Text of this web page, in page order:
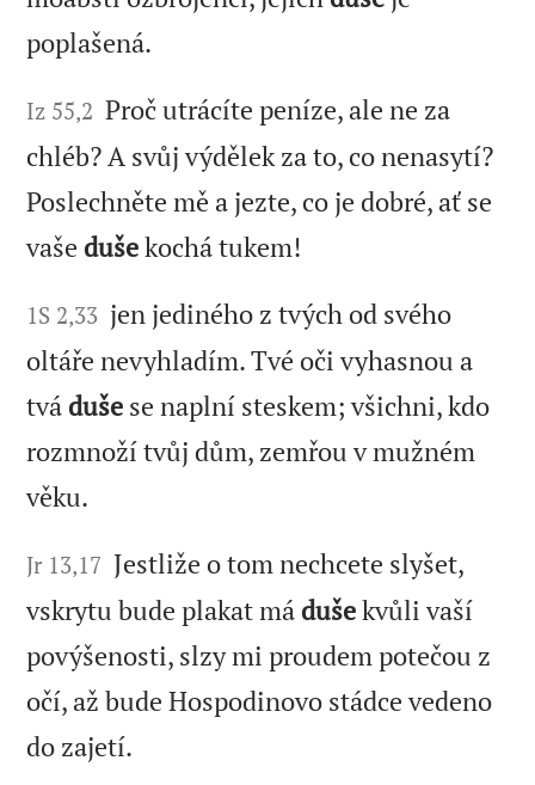
poplašená.
Iz 55,2 Proč utrácíte peníze, ale ne za
chléb? A svůj výdělek za to, co nenasytí?
Poslechněte mě a jezte, co je dobré, ať se
vaše dušekochá tukem!
1S 2,33 jen jediného z tvých od svého
oltáře nevyhladím. Tvé oči vyhasnou a
tvá duše se naplní steskem; všichni, kdo
rozmnoží tvůj dům, zemřou v mužném
věku.
Jr 13,17 Jestliže o tom nechcete slyšet,
vskrytu bude plakat má dušekvůli vaší
povýšenosti, slzy mi proudem potečou z
očí, až bude Hospodinovo stádce vedeno
do zajetí.